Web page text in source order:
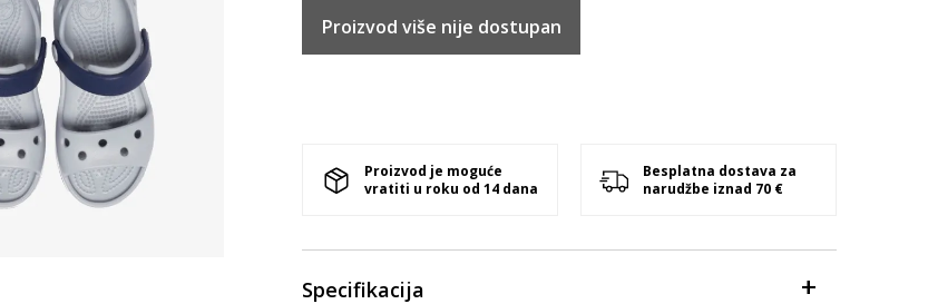
Proizvod više nije dostupan
Proizvod je moguće
vratiti u roku od 14 dana
Besplatna dostava za
narudžbe iznad 70 €
Specifikacija